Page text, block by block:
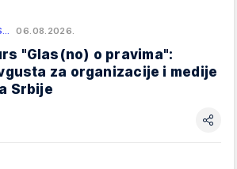
06.08.2026.
"Glas(no) o pravima":
za organizacije i medije
Srbije